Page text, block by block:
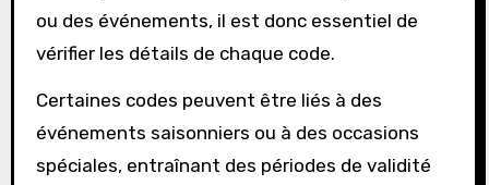
ou des événements, il est donc essentiel de
vérifier les détails de chaque code.
Certaines codes peuvent être liés à des
événements saisonniers ou à des occasions
spéciales, entraînant des périodes de validité